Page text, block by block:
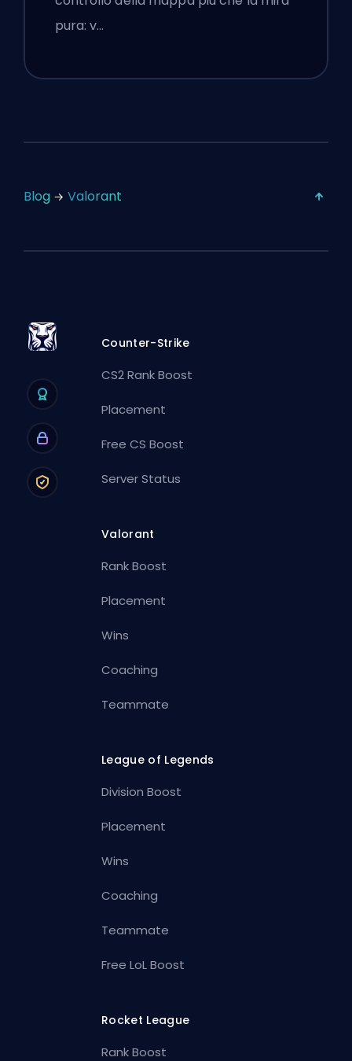
pura: v…
Blog Valorant
Counter-Strike
CS2 Rank Boost
Placement
Free CS Boost
Server Status
Valorant
Rank Boost
Placement
Wins
Coaching
Teammate
League of Legends
Division Boost
Placement
Wins
Coaching
Teammate
Free LoL Boost
Rocket League
Rank Boost